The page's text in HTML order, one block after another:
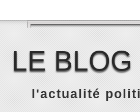
LE
l'actualité